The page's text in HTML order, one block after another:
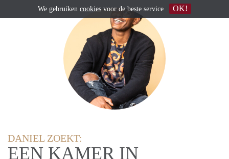
DANIEL ZOEKT:
EEN KAMER IN
We gebruiken cookies voor de beste service OK!